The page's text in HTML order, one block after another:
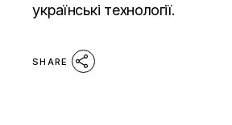
українські технології.
SHARE